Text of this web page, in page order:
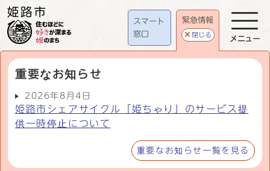
スマート
窓口
緊急情報
閉じる
重要なお知らせ
2026年8月4日
姫路市シェアサイクル「姫ちゃり」のサービス提
供一時停止について
重要なお知らせ一覧を見る
メニュー